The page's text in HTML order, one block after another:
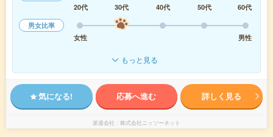
20代
30代 40代 50代
60代
男女比率
女性
男性
もっと見る
気になる! 応募へ進む 詳しく見る
派遣会社 株式会社ニッソーネット